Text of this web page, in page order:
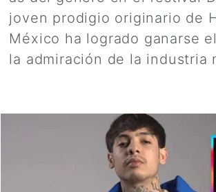
joven prodigio originario de
México ha logrado ganarse
la admiración de la industria